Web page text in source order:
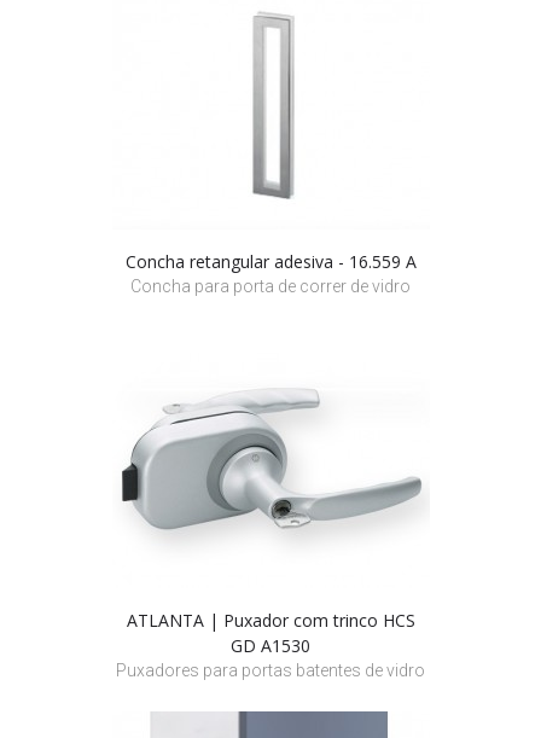
Concha retangular adesiva - 16.559 A
Concha para porta de correr de vidro
ATLANTA | Puxador com trinco HCS
GD A1530
Puxadores para portas batentes de vidro